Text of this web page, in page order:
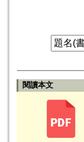
閱讀本文